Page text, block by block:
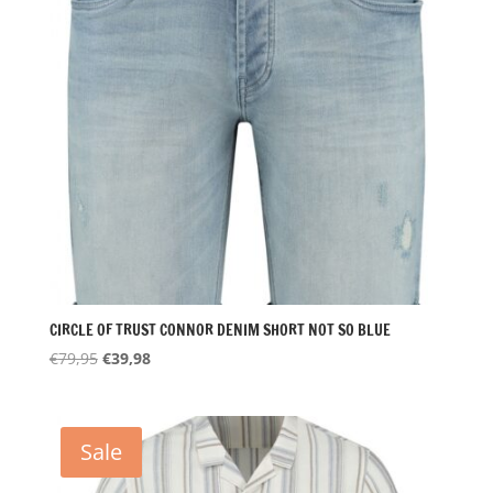
CIRCLE OF TRUST CONNOR DENIM SHORT NOT SO BLUE
€79,95 Oorspronkelijke
€79,95.
€39,98Huidige
€39,98.
Sale